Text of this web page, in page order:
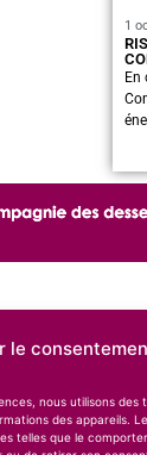
le
nous utilisons des
des appareils.
telles que le
1
En